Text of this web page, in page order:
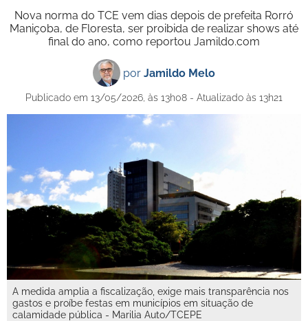
Nova norma do TCE vem dias depois de prefeita Rorró
Maniçoba, de Floresta, ser proibida de realizar shows até
final do ano, como reportou Jamildo.com
por Jamildo Melo
Publicado em 13/05/2026, às 13h08 - Atualizado às 13h21
A medida amplia a fiscalização, exige mais transparência nos
gastos e proíbe festas em municípios em situação de
calamidade pública - Marilia Auto/TCEPE